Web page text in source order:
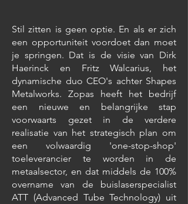
Stil zitten is geen optie. En als er zich
een opportuniteit voordoet dan moet
je springen. Dat is de visie van Dirk
Haerinck en Fritz Walcarius, het
dynamische duo CEO's achter Shapes
Metalworks. Zopas heeft het bedrijf
een nieuwe en belangrijke stap
voorwaarts gezet in de verdere
realisatie van het strategisch plan om
een volwaardig 'one-stop-shop'
toeleverancier te worden in de
metaalsector, en dat middels de 100%
overname van de buislaserspecialist
ATT (Advanced Tube Technology) uit